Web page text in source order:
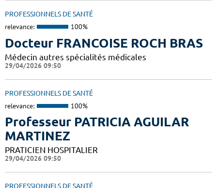
PROFESSIONNELS DE SANTÉ
relevance: 100%
Docteur FRANCOISE ROCH BRAS
Médecin autres spécialités médicales
29/04/2026 09:50
PROFESSIONNELS DE SANTÉ
relevance: 100%
Professeur PATRICIA AGUILAR
MARTINEZ
PRATICIEN HOSPITALIER
29/04/2026 09:50
PROFESSIONNELS DE SANTÉ